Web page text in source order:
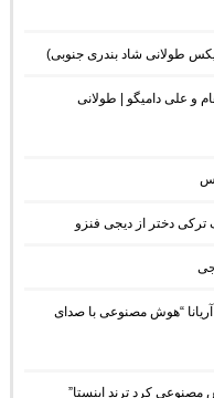
باکس 43 از دیجی رهام و علی دامیگو | طولانی
ترکی دختر از دیجی فنزو
جی
“هوش مصنوعی با صدای